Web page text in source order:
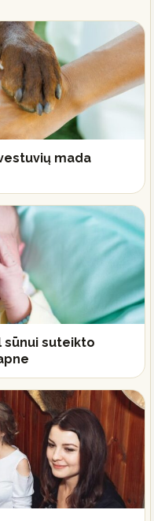
mada
sūnui suteikto